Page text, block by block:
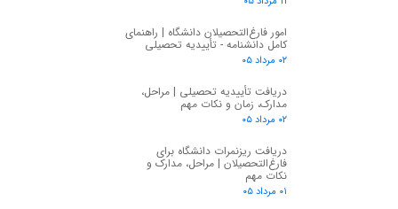
امور فارغ‌التحصیلان دانشگاه | راهنمای
کامل دانشنامه - تأییدیه تحصیلی
۰۲ مرداد ۰۵
دریافت تأییدیه تحصیلی | مراحل،
مدارک، زمان و نکات مهم
۰۲ مرداد ۰۵
دریافت ریزنمرات دانشگاه برای
فارغ‌التحصیلان | مراحل، مدارک و
نکات مهم
۰۱ مرداد ۰۵